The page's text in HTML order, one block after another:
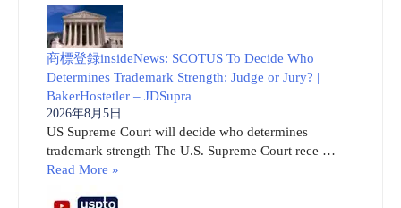
商標登録insideNews: SCOTUS To Decide Who
Determines Trademark Strength: Judge or Jury? |
BakerHostetler – JDSupra
2026年8月5日
US Supreme Court will decide who determines
trademark strength The U.S. Supreme Court rece …
Read More »